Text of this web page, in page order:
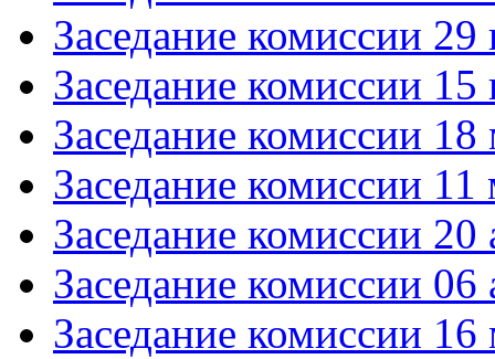
Заседание комиссии
Заседание комиссии
Заседание комиссии 18
Заседание комиссии 11
Заседание комиссии 20
Заседание комиссии 06
Заседание комиссии 16